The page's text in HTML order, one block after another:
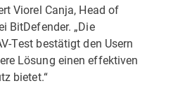
Viorel Canja, Head of
BitDefender. „Die
Test bestätigt den Usern
Lösung einen effektiven
bietet.“